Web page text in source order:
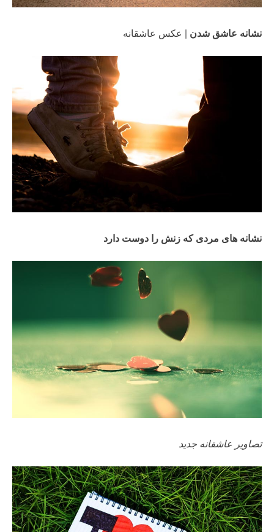
نشانه عاشق شدن | عکس عاشقانه
نشانه های مردی که زنش را دوست دارد
تصاویر عاشقانه جدید